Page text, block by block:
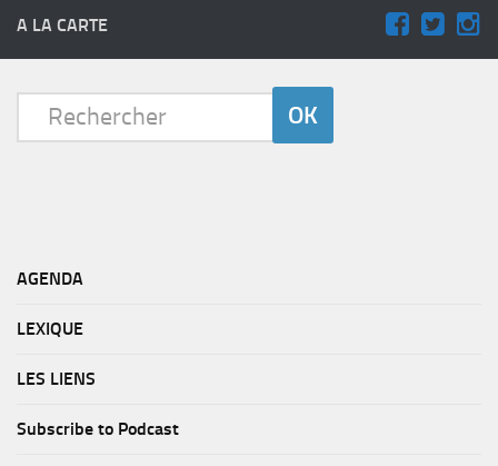
A LA CARTE
AGENDA
LEXIQUE
LES LIENS
Subscribe to Podcast